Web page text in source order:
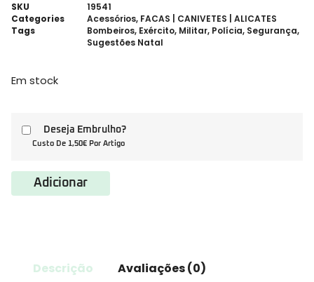
SKU
19541
Categories
Acessórios, FACAS | CANIVETES | ALICATES
Tags
Bombeiros, Exército, Militar, Polícia, Segurança,
Sugestões Natal
Em stock
Deseja Embrulho?
Custo De 1,50€ Por Artigo
Adicionar
Descrição Avaliações (0)